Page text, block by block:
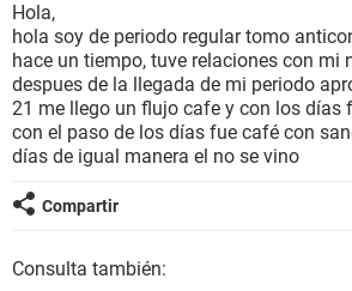
BIENESTAR
SEXUALIDAD
GLOSARIO
Hola,
hola soy de periodo regular tomo
hace un tiempo, tuve relaciones con mi
despues de la llegada de mi periodo
21 me llego un flujo cafe y con los días
con el paso de los días fue café con
días de igual manera el no se vino
Compartir
Consulta también: